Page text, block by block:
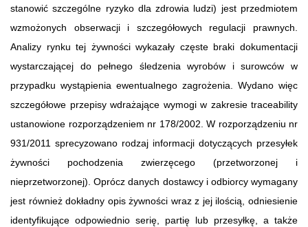
stanowić szczególne ryzyko dla zdrowia ludzi) jest przedmiotem
wzmożonych obserwacji i szczegółowych regulacji prawnych.
Analizy rynku tej żywności wykazały częste braki dokumentacji
wystarczającej do pełnego śledzenia wyrobów i surowców w
przypadku wystąpienia ewentualnego zagrożenia. Wydano więc
szczegółowe przepisy wdrażające wymogi w zakresie traceability
ustanowione rozporządzeniem nr 178/2002. W rozporządzeniu nr
931/2011 sprecyzowano rodzaj informacji dotyczących przesyłek
żywności pochodzenia zwierzęcego (przetworzonej i
nieprzetworzonej). Oprócz danych dostawcy i odbiorcy wymagany
jest również dokładny opis żywności wraz z jej ilością, odniesienie
identyfikujące odpowiednio serię, partię lub przesyłkę, a także